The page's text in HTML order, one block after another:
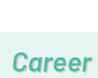
Career